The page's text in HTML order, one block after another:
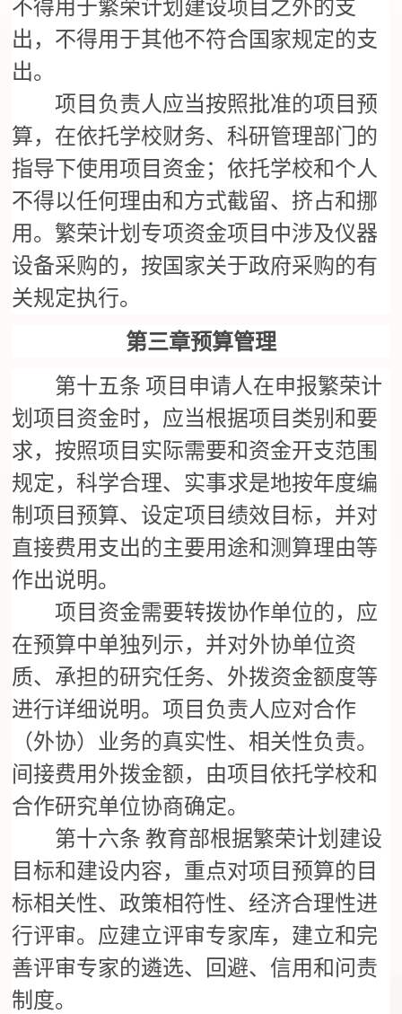
不得用于繁荣计划建设项目之外的支
出，不得用于其他不符合国家规定的支
出。
项目负责人应当按照批准的项目预
算，在依托学校财务、科研管理部门的
指导下使用项目资金；依托学校和个人
不得以任何理由和方式截留、挤占和挪
用。繁荣计划专项资金项目中涉及仪器
设备采购的，按国家关于政府采购的有
关规定执行。
第三章预算管理
第十五条 项目申请人在申报繁荣计
划项目资金时，应当根据项目类别和要
求，按照项目实际需要和资金开支范围
规定，科学合理、实事求是地按年度编
制项目预算、设定项目绩效目标，并对
直接费用支出的主要用途和测算理由等
作出说明。
项目资金需要转拨协作单位的，应
在预算中单独列示，并对外协单位资
质、承担的研究任务、外拨资金额度等
进行详细说明。项目负责人应对合作
（外协）业务的真实性、相关性负责。
间接费用外拨金额，由项目依托学校和
合作研究单位协商确定。
第十六条 教育部根据繁荣计划建设
目标和建设内容，重点对项目预算的目
标相关性、政策相符性、经济合理性进
行评审。应建立评审专家库，建立和完
善评审专家的遴选、回避、信用和问责
制度。